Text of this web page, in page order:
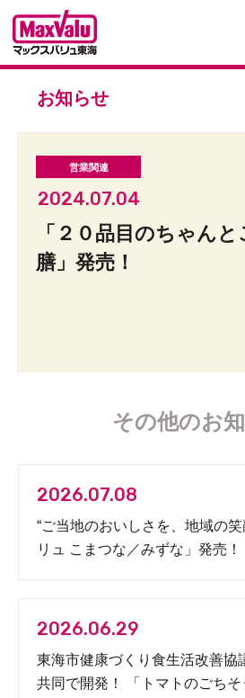
お知らせ
2024.07.04
「２０品目のちゃん
膳」発売！
その他のお
2026.07.08
“ご当地のおいしさを、地域の
リュ こまつな／みずな」発売！
2026.06.29
東海市健康づくり食生活改善協
共同で開発！ 「トマトのごち